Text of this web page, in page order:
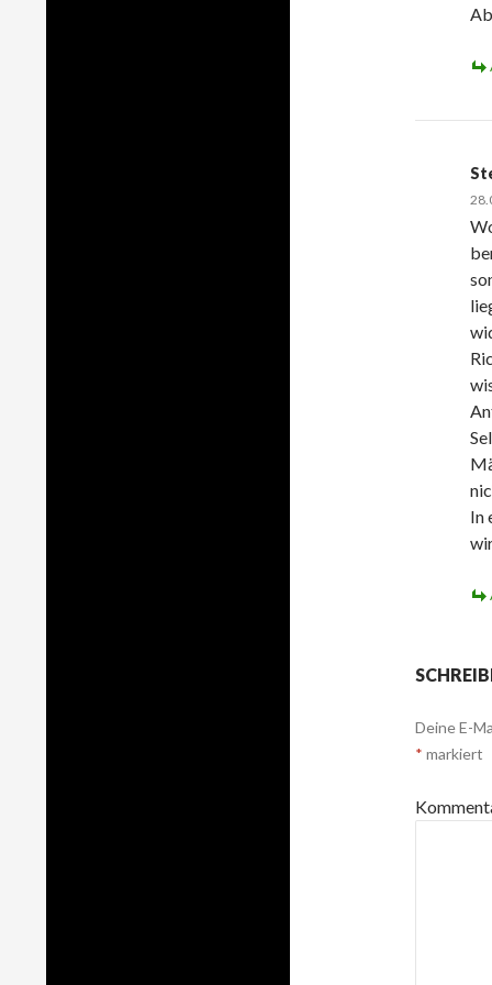
In
Deine E-
* markiert